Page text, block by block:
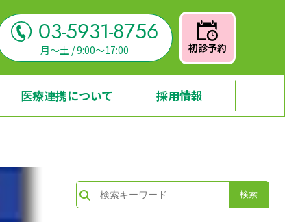
03-5931-8756
月～土 / 9:00～17:00 初診予約
医療連携について 採用情報